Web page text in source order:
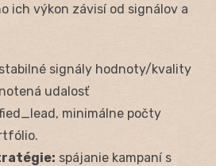
ich výkon závisí od signálov a
stabilné signály hodnoty/kvality
udalosť
minimálne počty
spájanie kampaní s